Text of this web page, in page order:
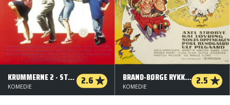
KRUMMERNE 2 - STAKKELS KRUMME 2.6
KOMEDIE
BRAND-BØRGE RYKKER UD 2.5
KOMEDIE